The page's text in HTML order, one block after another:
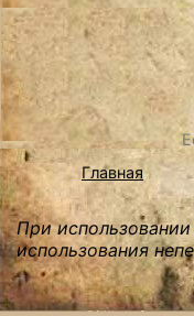
Главная
При
использования